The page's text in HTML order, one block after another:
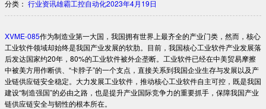
分类： 行业资讯雄霸工控自动化2023年4月19日
XVME-085作为制造业第一大国，我国拥有世界上最齐全的产业门类，然而，核心
工业软件领域却始终是我国产业发展的软肋。目前，我国核心工业软件产业发展落
后发达国家约20年，80%的工业软件被外企垄断。工业软件已经在中美贸易摩擦
中被美方用作断供、“卡脖子”的一个支点，直接关系到我国企业生存与发展以及产
业链供应链安全稳定。大力发展工业软件，推动核心工业软件自主可控，既是我国
建设“制造强国”的必由之路，也是提升产业国际竞争力的重要抓手，保障我国产业
链供应链安全与韧性的根本所在。